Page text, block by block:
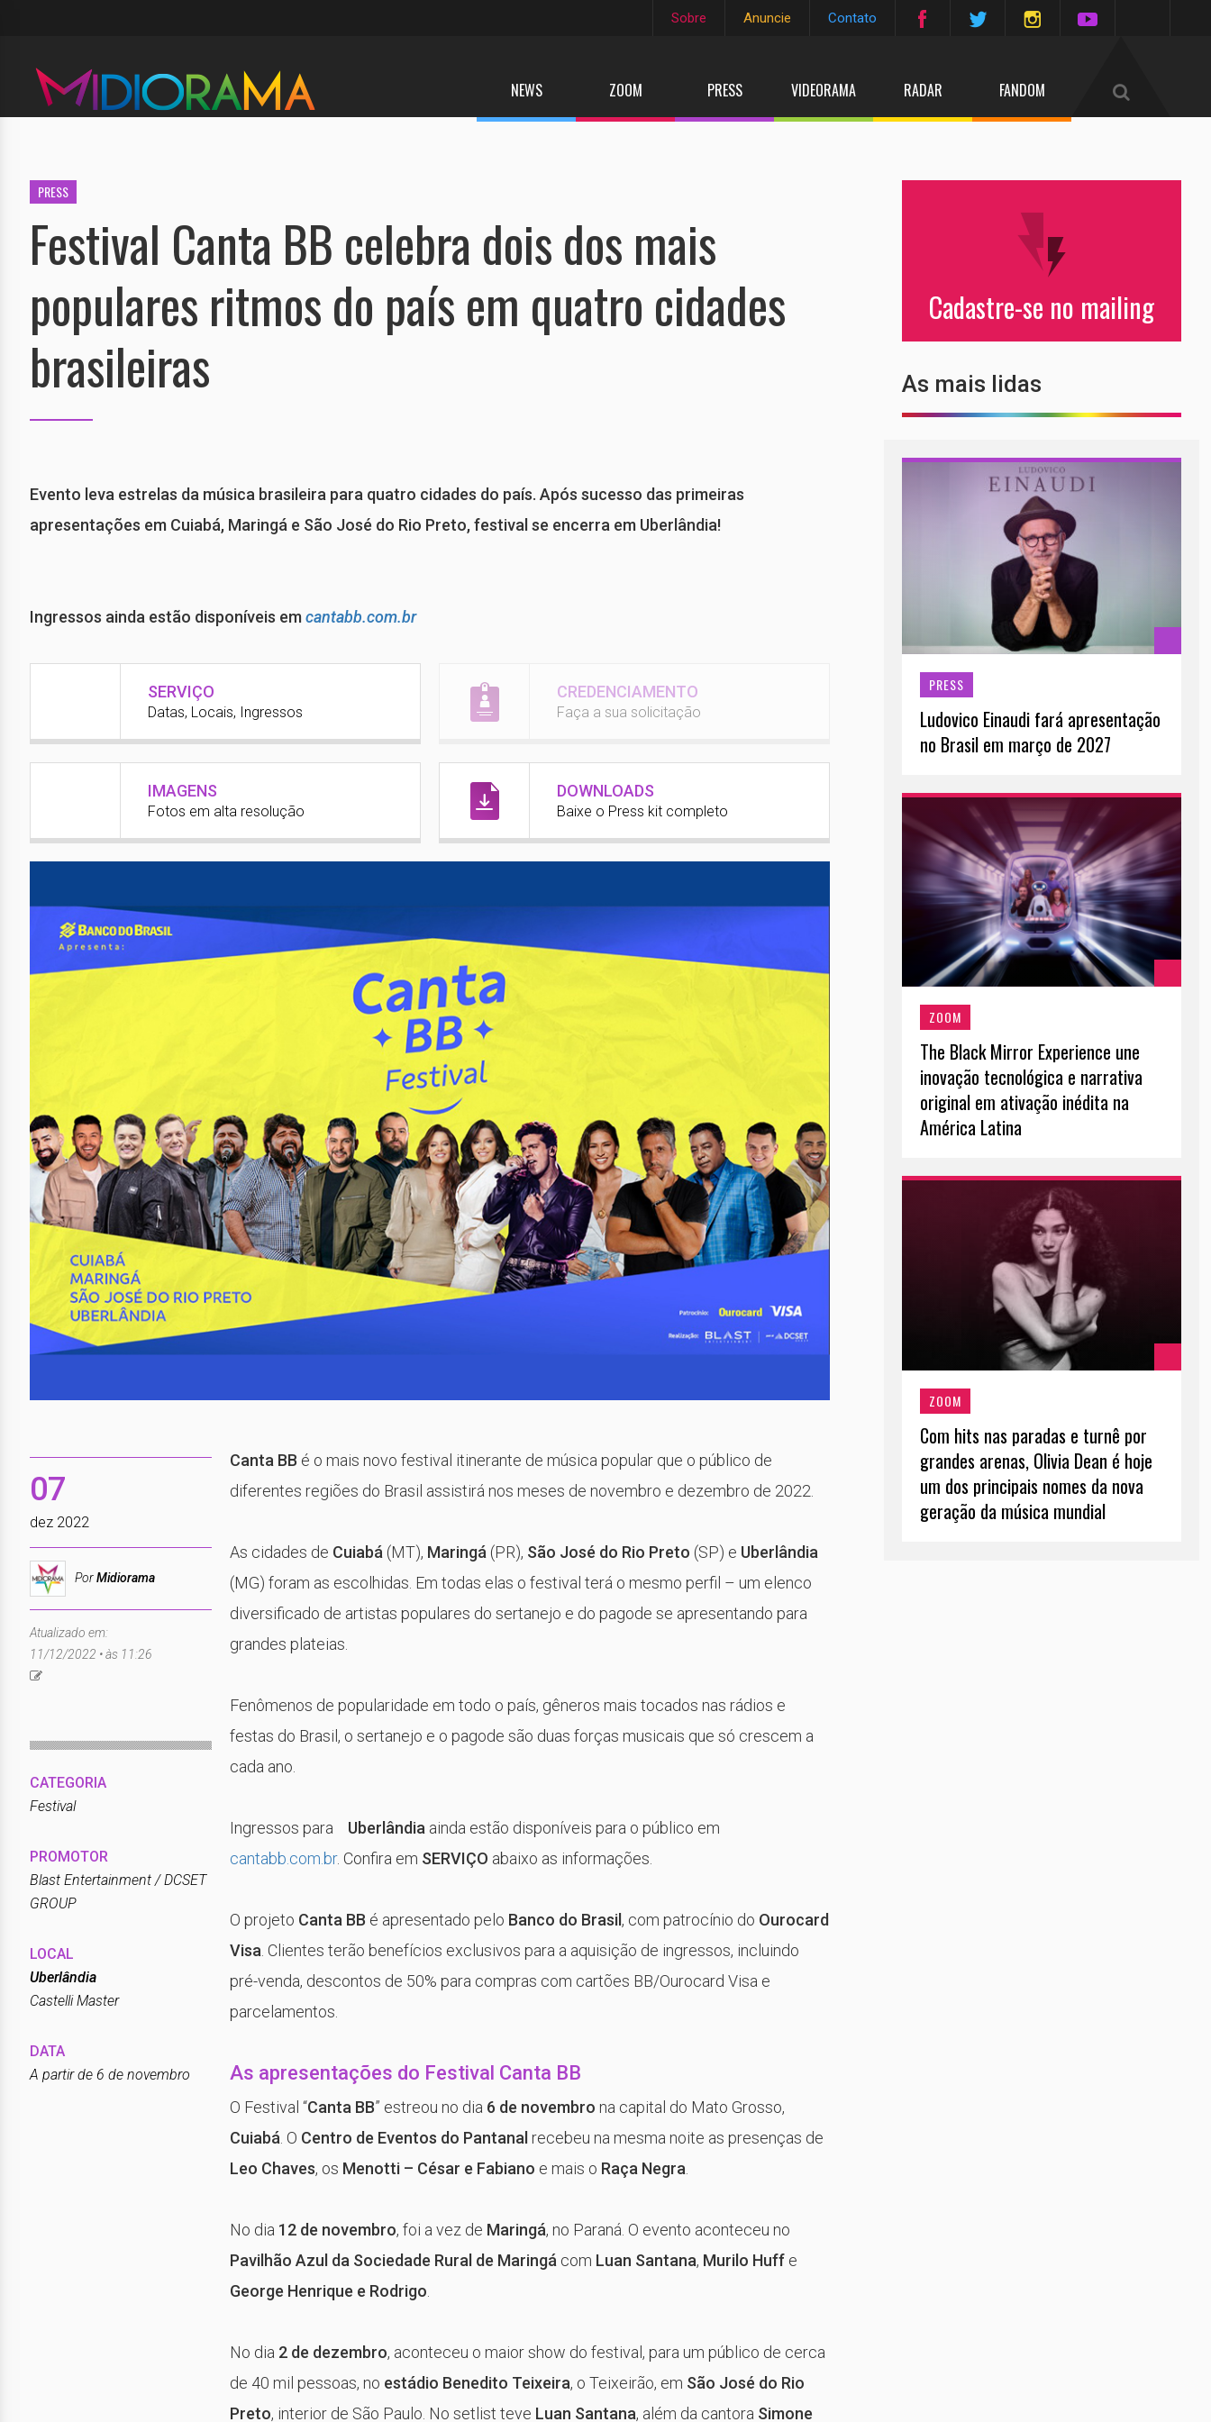
Sobre Anuncie Contato
NEWS ZOOM PRESS VIDEORAMA RADAR FANDOM
Cadastre-se no mailing
As mais lidas
PRESS
Ludovico Einaudi fará apresentação
no Brasil em março de 2027
ZOOM
The Black Mirror Experience une
inovação tecnológica e narrativa
original em ativação inédita na
América Latina
ZOOM
Com hits nas paradas e turnê por
grandes arenas, Olivia Dean é hoje
um dos principais nomes da nova
geração da música mundial
PRESS
Festival Canta BB celebra dois dos mais
populares ritmos do país em quatro cidades
brasileiras
Evento leva estrelas da música brasileira para quatro cidades do país. Após sucesso das primeiras
apresentações em Cuiabá, Maringá e São José do Rio Preto, festival se encerra em Uberlândia!
Ingressos ainda estão disponíveis emcantabb.com.br
SERVIÇO
Datas, Locais, Ingressos
CREDENCIAMENTO
Faça a sua solicitação
IMAGENS
Fotos em alta resolução
DOWNLOADS
Baixe o Press kit completo
07
dez 2022
PorMidiorama
Atualizado em:
11/12/2022 • às 11:26
CATEGORIA
Festival
PROMOTOR
Blast Entertainment / DCSET
GROUP
LOCAL
Uberlândia
Castelli Master
DATA
A partir de 6 de novembro
Canta BB é o mais novo festival itinerante de música popular que o público de
diferentes regiões do Brasil assistirá nos meses de novembro e dezembro de 2022.
As cidades de Cuiabá (MT), Maringá (PR), São José do Rio Preto (SP) e Uberlândia
(MG) foram as escolhidas. Em todas elas o festival terá o mesmo perfil – um elenco
diversificado de artistas populares do sertanejo e do pagode se apresentando para
grandes plateias.
Fenômenos de popularidade em todo o país, gêneros mais tocados nas rádios e
festas do Brasil, o sertanejo e o pagode são duas forças musicais que só crescem a
cada ano.
Ingressos para Uberlândia ainda estão disponíveis para o público em
cantabb.com.br. Confira em SERVIÇO abaixo as informações.
O projeto Canta BB é apresentado pelo Banco do Brasil, com patrocínio do Ourocard
Visa. Clientes terão benefícios exclusivos para a aquisição de ingressos, incluindo
pré-venda, descontos de 50% para compras com cartões BB/Ourocard Visa e
parcelamentos.
As apresentações do Festival Canta BB
O Festival “Canta BB” estreou no dia 6 de novembro na capital do Mato Grosso,
Cuiabá. O Centro de Eventos do Pantanal recebeu na mesma noite as presenças de
Leo Chaves, os Menotti – César e Fabiano e mais o Raça Negra.
No dia 12 de novembro, foi a vez de Maringá, no Paraná. O evento aconteceu no
Pavilhão Azul da Sociedade Rural de Maringá com Luan Santana, Murilo Huff e
George Henrique e Rodrigo.
No dia 2 de dezembro, aconteceu o maior show do festival, para um público de cerca
de 40 mil pessoas, no estádio Benedito Teixeira, o Teixeirão, em São José do Rio
Preto, interior de São Paulo. No setlist teve Luan Santana, além da cantora Simone